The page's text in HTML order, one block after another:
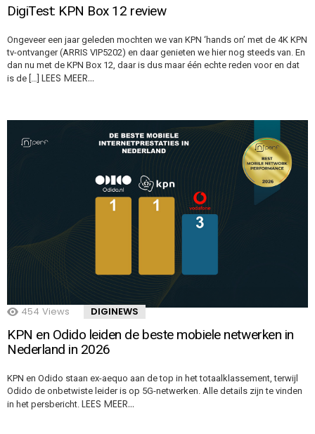
DigiTest: KPN Box 12 review
Ongeveer een jaar geleden mochten we van KPN ‘hands on’ met de 4K KPN
tv-ontvanger (ARRIS VIP5202) en daar genieten we hier nog steeds van. En
dan nu met de KPN Box 12, daar is dus maar één echte reden voor en dat
is de […] LEES MEER…
454 Views DIGINEWS
KPN en Odido leiden de beste mobiele netwerken in
Nederland in 2026
KPN en Odido staan ex-aequo aan de top in het totaalklassement, terwijl
Odido de onbetwiste leider is op 5G-netwerken. Alle details zijn te vinden
in het persbericht. LEES MEER…